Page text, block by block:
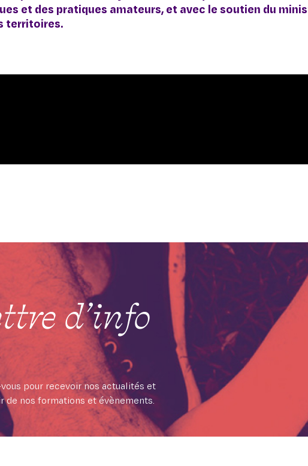
et des pratiques amateurs, et avec le soutien du
territoires.
d’info
pour recevoir nos actualités et
de nos formations et évènements.